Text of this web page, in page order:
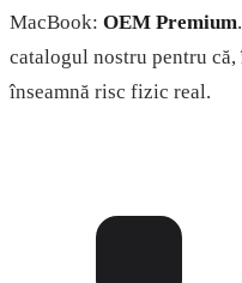
MacBook: OEM Premium
catalogul nostru pentru
înseamnă risc fizic real.